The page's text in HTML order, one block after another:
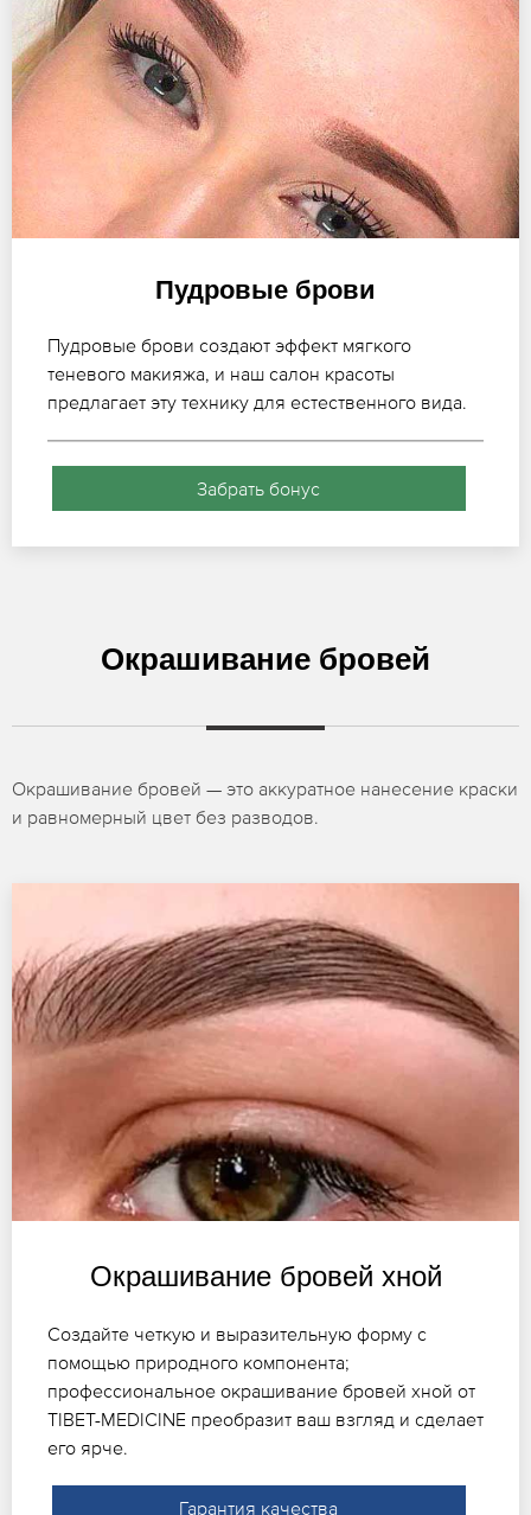
Пудровые брови
Пудровые брови создают эффект мягкого
теневого макияжа, и наш салон красоты
предлагает эту технику для естественного вида.
Забрать бонус
Окрашивание бровей
Окрашивание бровей — это аккуратное нанесение краски
и равномерный цвет без разводов.
Окрашивание бровей хной
Создайте четкую и выразительную форму с
помощью природного компонента;
профессиональное окрашивание бровей хной от
TIBET-MEDICINE преобразит ваш взгляд и сделает
его ярче.
Гарантия качества